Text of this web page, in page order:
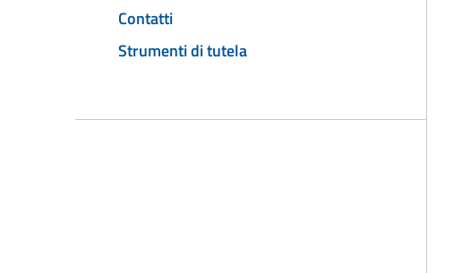
Contatti
Strumenti di tutela